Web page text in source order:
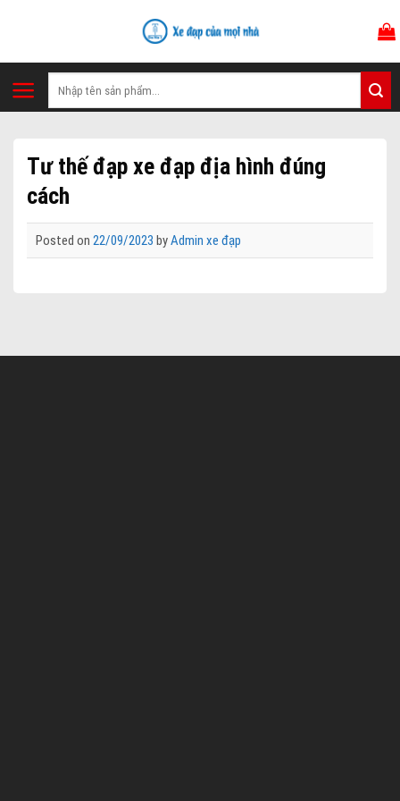
Tìm
kiếm:
Tư thế đạp xe đạp địa hình đúng
cách
Posted on 22/09/2023 byAdmin xe đạp